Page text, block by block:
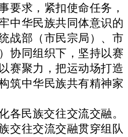
要求，紧扣使命任务，
中华民族共同体意识的
战部（市民宗局）、市
协同组织下，坚持以赛
赛聚力，把运动场打造
筑中华民族共有精神家
民族交往交流交融。
交往交流交融贯穿组队